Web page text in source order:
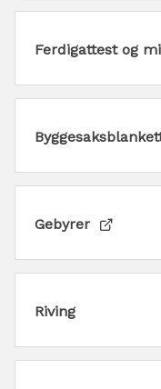
Ferdigattest og
Gebyrer
Riving